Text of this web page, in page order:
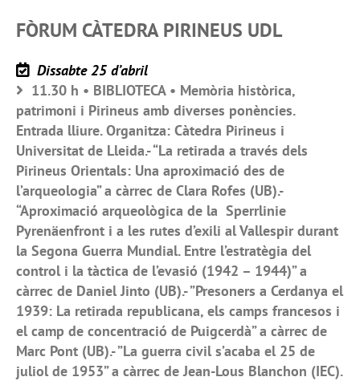
FÒRUM CÀTEDRA PIRINEUS UDL
Dissabte 25 d’abril
11.30 h • BIBLIOTECA • Memòria històrica,
patrimoni i Pirineus amb diverses ponències.
Entrada lliure. Organitza: Càtedra Pirineus i
Universitat de Lleida.- “La retirada a través dels
Pirineus Orientals: Una aproximació des de
l’arqueologia” a càrrec de Clara Rofes (UB).-
“Aproximació arqueològica de la Sperrlinie
Pyrenäenfront i a les rutes d’exili al Vallespir durant
la Segona Guerra Mundial. Entre l’estratègia del
control i la tàctica de l’evasió (1942 – 1944)” a
càrrec de Daniel Jinto (UB).- ”Presoners a Cerdanya el
1939: La retirada republicana, els camps francesos i
el camp de concentració de Puigcerdà” a càrrec de
Marc Pont (UB).- ”La guerra civil s’acaba el 25 de
juliol de 1953” a càrrec de Jean-Lous Blanchon (IEC).